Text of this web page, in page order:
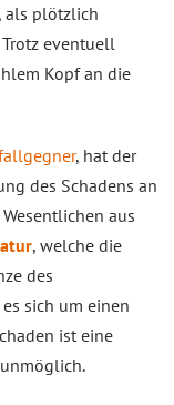
als plötzlich
eventuell
Kopf an die
, hat der
des Schadens an
aus
, welche die
des
sich um einen
ist eine